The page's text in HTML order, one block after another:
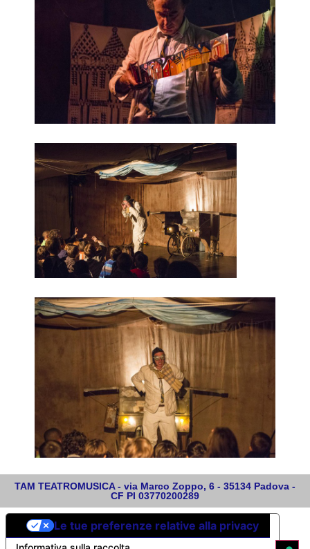
TAM TEATROMUSICA - via Marco Zoppo, 6 - 35134 Padova -
CF PI 03770200289
Le tue preferenze relative alla privacy